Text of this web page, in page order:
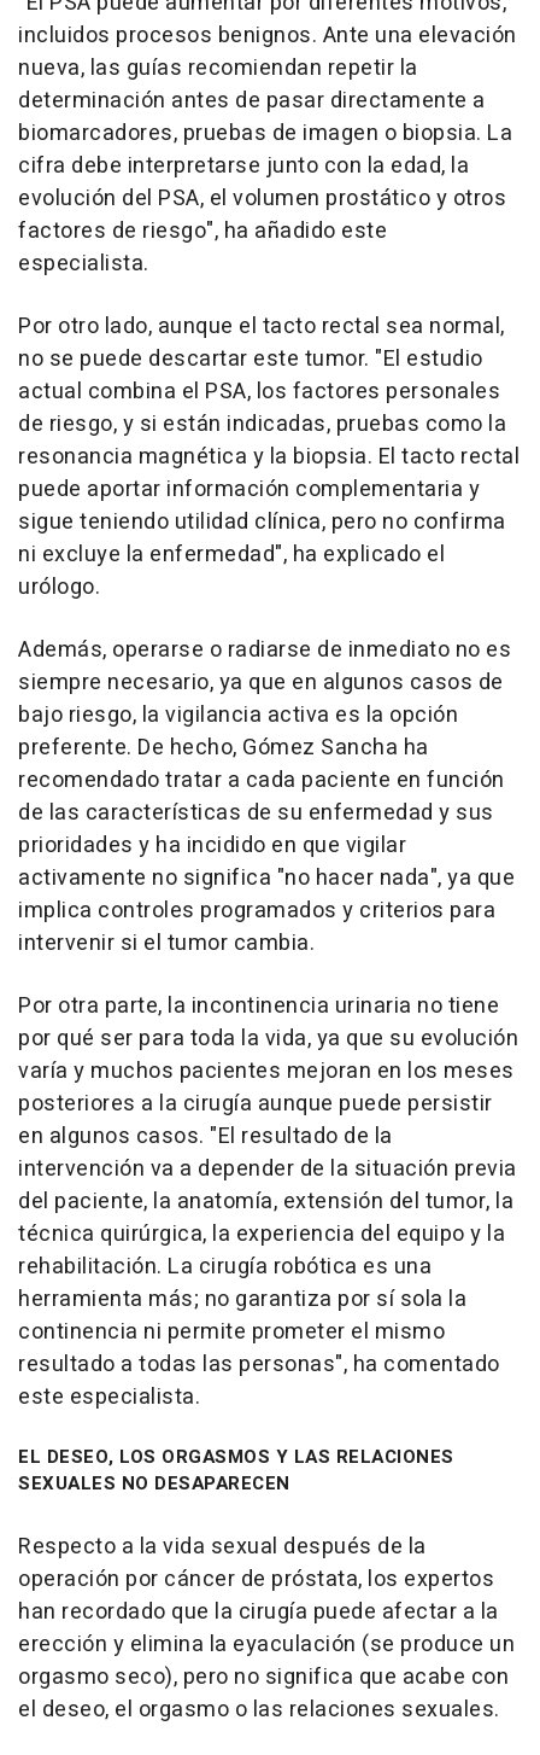
incluidos procesos benignos. Ante una elevación
nueva, las guías recomiendan repetir la
determinación antes de pasar directamente a
biomarcadores, pruebas de imagen o biopsia. La
cifra debe interpretarse junto con la edad, la
evolución del PSA, el volumen prostático y otros
factores de riesgo", ha añadido este
especialista.
Por otro lado, aunque el tacto rectal sea normal,
no se puede descartar este tumor. "El estudio
actual combina el PSA, los factores personales
de riesgo, y si están indicadas, pruebas como la
resonancia magnética y la biopsia. El tacto rectal
puede aportar información complementaria y
sigue teniendo utilidad clínica, pero no confirma
ni excluye la enfermedad", ha explicado el
urólogo.
Además, operarse o radiarse de inmediato no es
siempre necesario, ya que en algunos casos de
bajo riesgo, la vigilancia activa es la opción
preferente. De hecho, Gómez Sancha ha
recomendado tratar a cada paciente en función
de las características de su enfermedad y sus
prioridades y ha incidido en que vigilar
activamente no significa "no hacer nada", ya que
implica controles programados y criterios para
intervenir si el tumor cambia.
Por otra parte, la incontinencia urinaria no tiene
por qué ser para toda la vida, ya que su evolución
varía y muchos pacientes mejoran en los meses
posteriores a la cirugía aunque puede persistir
en algunos casos. "El resultado de la
intervención va a depender de la situación previa
del paciente, la anatomía, extensión del tumor, la
técnica quirúrgica, la experiencia del equipo y la
rehabilitación. La cirugía robótica es una
herramienta más; no garantiza por sí sola la
continencia ni permite prometer el mismo
resultado a todas las personas", ha comentado
este especialista.
EL DESEO, LOS ORGASMOS Y LAS RELACIONES
SEXUALES NO DESAPARECEN
Respecto a la vida sexual después de la
operación por cáncer de próstata, los expertos
han recordado que la cirugía puede afectar a la
erección y elimina la eyaculación (se produce un
orgasmo seco), pero no significa que acabe con
el deseo, el orgasmo o las relaciones sexuales.